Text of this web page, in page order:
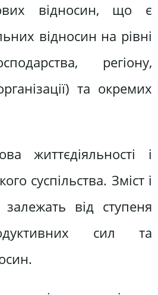
відносин, що є
відносин на рівні
регіону,
та окремих
життєдіяльності і
суспільства. Зміст і
від ступеня
сил та